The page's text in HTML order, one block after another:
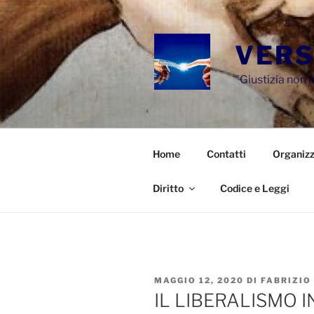
Salta
al
contenuto
"Giustizia non
Home Contatti
Diritto Codice e Leggi
PUBBLICATO
IL
MAGGIO 12, 2020 DI FABRIZIO
IL LIBERALISMO